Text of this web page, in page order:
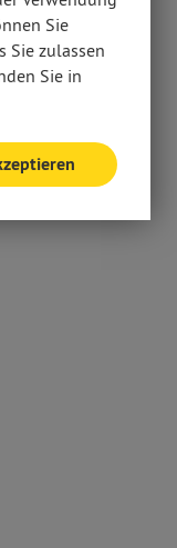
Sie
Sie zulassen
Sie in